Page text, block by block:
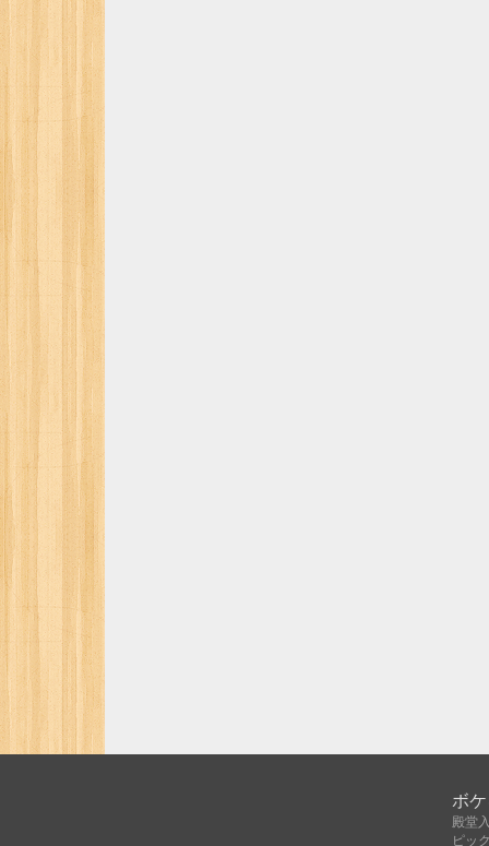
ボ
殿堂
ピッ